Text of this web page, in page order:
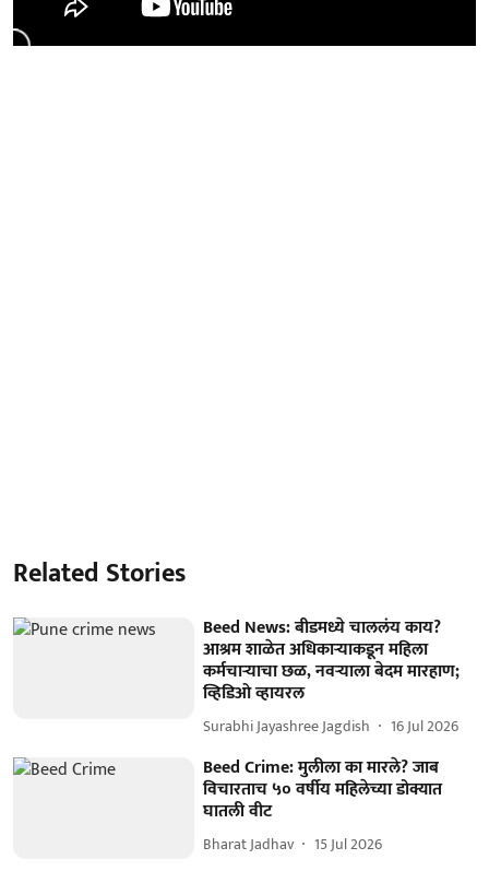
Related Stories
Beed News: बीडमध्ये चाललंय काय?
आश्रम शाळेत अधिकाऱ्याकडून महिला
कर्मचाऱ्याचा छळ, नवऱ्याला बेदम मारहाण;
व्हिडिओ व्हायरल
Surabhi Jayashree Jagdish 16 Jul 2026
Beed Crime: मुलीला का मारले? जाब
विचारताच ५० वर्षीय महिलेच्या डोक्यात
घातली वीट
Bharat Jadhav 15 Jul 2026